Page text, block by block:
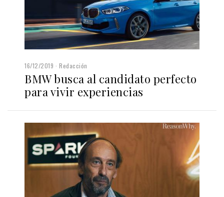
16/12/2019 Redacción
BMW busca al candidato perfecto
para vivir experiencias